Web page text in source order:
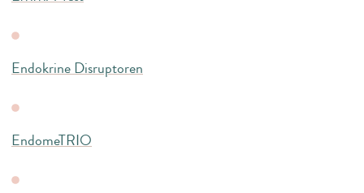
Endokrine Disruptoren
EndomeTRIO